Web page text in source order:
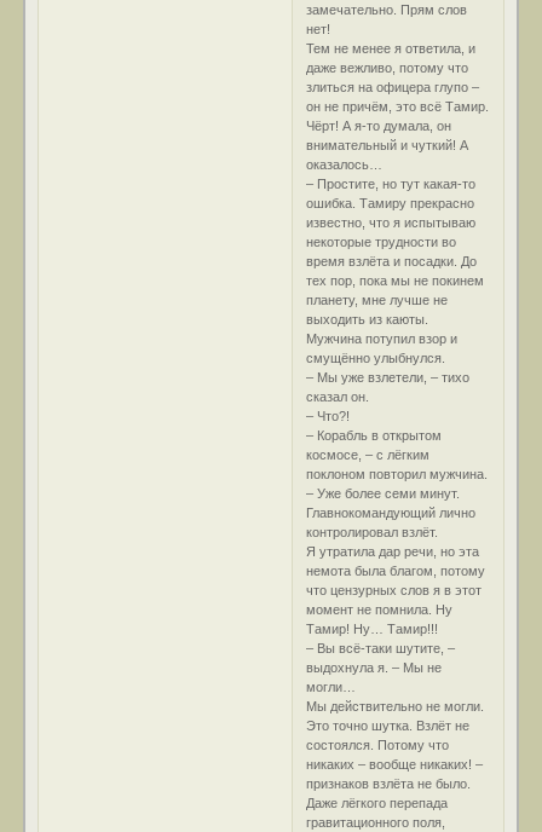
замечательно. Прям слов
нет!
Тем не менее я ответила, и
даже вежливо, потому что
злиться на офицера глупо –
он не причём, это всё Тамир.
Чёрт! А я-то думала, он
внимательный и чуткий! А
оказалось…
– Простите, но тут какая-то
ошибка. Тамиру прекрасно
известно, что я испытываю
некоторые трудности во
время взлёта и посадки. До
тех пор, пока мы не покинем
планету, мне лучше не
выходить из каюты.
Мужчина потупил взор и
смущённо улыбнулся.
– Мы уже взлетели, – тихо
сказал он.
– Что?!
– Корабль в открытом
космосе, – с лёгким
поклоном повторил мужчина.
– Уже более семи минут.
Главнокомандующий лично
контролировал взлёт.
Я утратила дар речи, но эта
немота была благом, потому
что цензурных слов я в этот
момент не помнила. Ну
Тамир! Ну… Тамир!!!
– Вы всё-таки шутите, –
выдохнула я. – Мы не
могли…
Мы действительно не могли.
Это точно шутка. Взлёт не
состоялся. Потому что
никаких – вообще никаких! –
признаков взлёта не было.
Даже лёгкого перепада
гравитационного поля,